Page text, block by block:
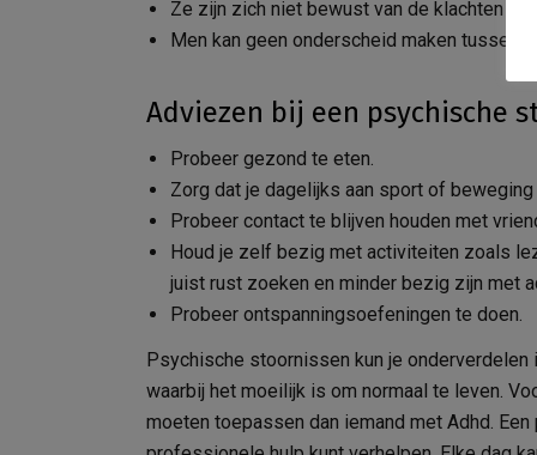
Ze zijn zich niet bewust van de klachten
Men kan geen onderscheid maken tussen
Adviezen bij een psychische
Probeer gezond te eten.
Zorg dat je dagelijks aan sport of beweging
Probeer contact te blijven houden met
Houd je zelf bezig met activiteiten zoals
juist rust zoeken en minder bezig zijn met
Probeer ontspanningsoefeningen te doen.
Psychische stoornissen kun je
waarbij het moeilijk is om normaal te leven.
moeten toepassen dan iemand met Adhd.